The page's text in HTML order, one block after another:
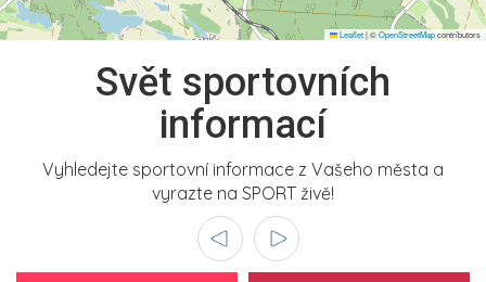
Leaflet|©OpenStreetMapcontributors
Svět sportovních
informací
Vyhledejte sportovní informace z Vašeho města a
vyrazte na SPORT živě!